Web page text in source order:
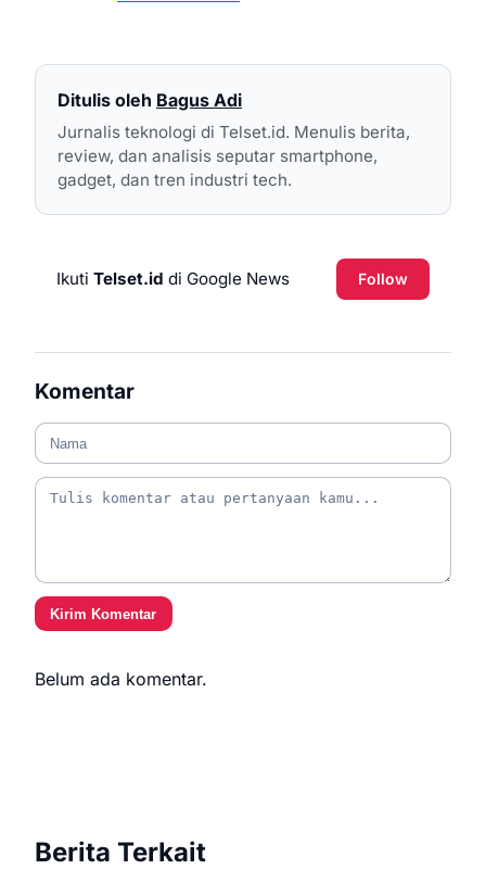
Ditulis oleh Bagus Adi
Jurnalis teknologi di Telset.id. Menulis berita,
review, dan analisis seputar smartphone,
gadget, dan tren industri tech.
Ikuti Telset.id di Google News Follow
Komentar
Kirim Komentar
Belum ada komentar.
Berita Terkait